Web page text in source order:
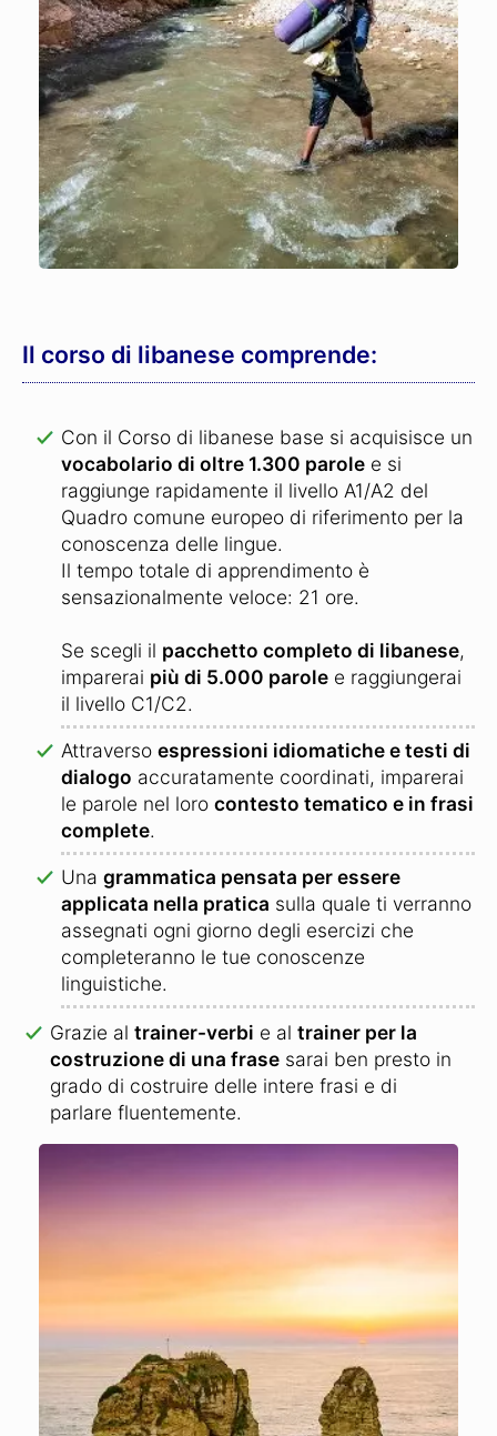
Il corso di libanese comprende:
Con il Corso di libanese base si acquisisce un
vocabolario di oltre 1.300 parole e si
raggiunge rapidamente il livello A1/A2 del
Quadro comune europeo di riferimento per la
conoscenza delle lingue.
Il tempo totale di apprendimento è
sensazionalmente veloce: 21 ore.
Se scegli il pacchetto completo di libanese,
imparerai più di 5.000 parole e raggiungerai
il livello C1/C2.
Attraverso espressioni idiomatiche e testi di
dialogo accuratamente coordinati, imparerai
le parole nel loro contesto tematico e in frasi
complete.
Una grammatica pensata per essere
applicata nella pratica sulla quale ti verranno
assegnati ogni giorno degli esercizi che
completeranno le tue conoscenze
linguistiche.
Grazie al trainer-verbi e al trainer per la
costruzione di una frase sarai ben presto in
grado di costruire delle intere frasi e di
parlare fluentemente.